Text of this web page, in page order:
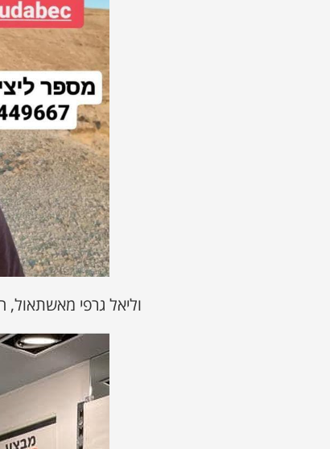
וליאל גרפי מאשתאול,